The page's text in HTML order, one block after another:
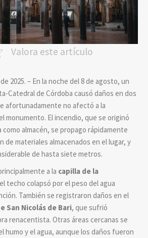
Valora este artículo
2025. – En la noche del 8 de agosto, un
Catedral de Córdoba causó daños en dos
afortunadamente no afectó a la
monumento. El incendio, que se originó
como almacén, se propago rápidamente
de materiales almacenados en el lugar, y
de hasta siete metros.
a la capilla de la
techo colapsó por el peso del agua
También se registraron daños en el
San Nicolás de Bari, que sufrió
renacentista. Otras áreas cercanas se
humo y el agua, aunque los daños fueron